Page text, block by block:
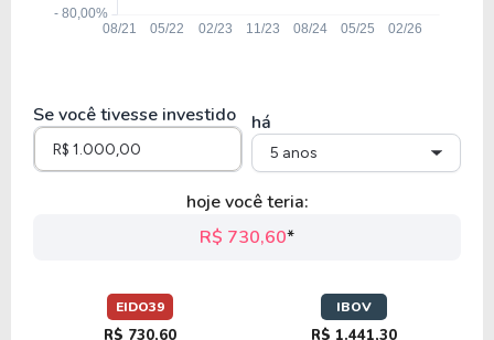
Se você tivesse investido há
5 anos
hoje você teria:
R$ 730,60*
EIDO39
R$ 730,60
IBOV
R$ 1.441,30